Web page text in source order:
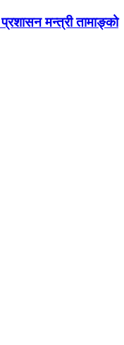
मन्त्री तामाङ्को